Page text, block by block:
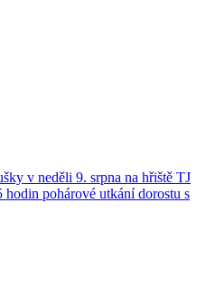
v neděli 9. srpna na hřiště TJ
hodin pohárové utkání dorostu s